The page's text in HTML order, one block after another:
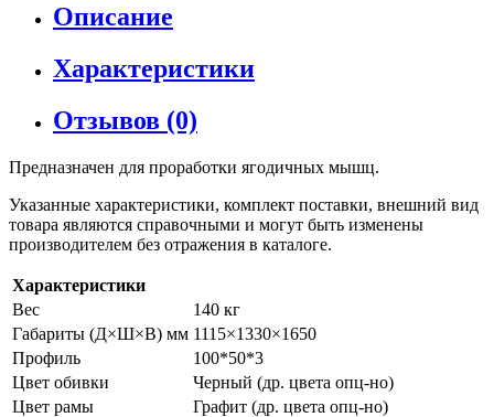
Описание
Характеристики
Отзывов (0)
Предназначен для проработки ягодичных мышц.
Указанные характеристики, комплект поставки, внешний вид
товара являются справочными и могут быть изменены
производителем без отражения в каталоге.
Характеристики
Вес
140 кг
Габариты (Д×Ш×В) мм 1115×1330×1650
Профиль
100*50*3
Цвет обивки
Черный (др. цвета опц-но)
Цвет рамы
Графит (др. цвета опц-но)